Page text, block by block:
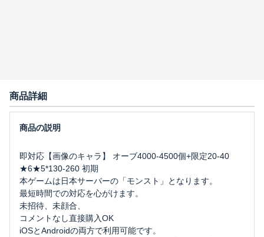
商品詳細
即対応【画像のキャラ】 オーブ4000-4500個+限定20-40
★6★5*130-260 初期
本ゲームは日本サーバーの「モンスト」となります。 
最短時間での対応を心がけます。
未招待、未顔合、
コメントなし直接購入OK
iOSとAndroidの両方で利用可能です。